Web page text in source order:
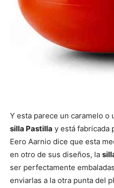
Y esta parece un caramelo o
silla Pastilla y está fabricada
Eero Aarnio dice que esta
en otro de sus diseños, la
ser perfectamente
enviarlas a la otra punta del